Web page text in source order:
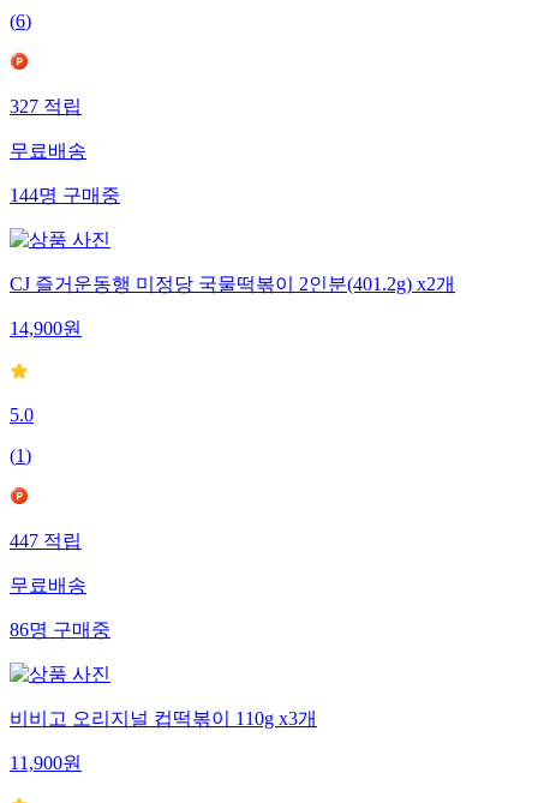
(6)
327적립
무료배송
144명구매중
CJ 즐거운동행 미정당 국물떡볶이 2인분(401.2g) x2개
14,900원
5.0
(1)
447적립
무료배송
86명구매중
비비고 오리지널 컵떡볶이 110g x3개
11,900원